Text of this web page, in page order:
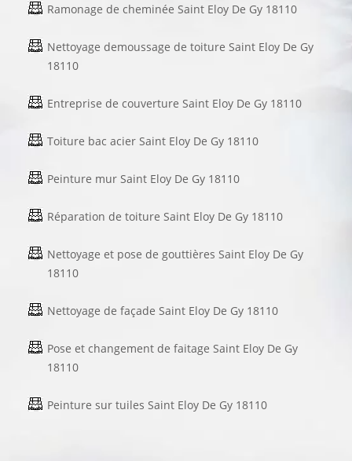
Ramonage de cheminée Saint Eloy De Gy 18110
Nettoyage demoussage de toiture Saint Eloy De Gy
18110
Entreprise de couverture Saint Eloy De Gy 18110
Toiture bac acier Saint Eloy De Gy 18110
Peinture mur Saint Eloy De Gy 18110
Réparation de toiture Saint Eloy De Gy 18110
Nettoyage et pose de gouttières Saint Eloy De Gy
18110
Nettoyage de façade Saint Eloy De Gy 18110
Pose et changement de faitage Saint Eloy De Gy
18110
Peinture sur tuiles Saint Eloy De Gy 18110